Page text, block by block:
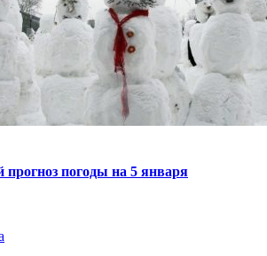
погоды на 5 января